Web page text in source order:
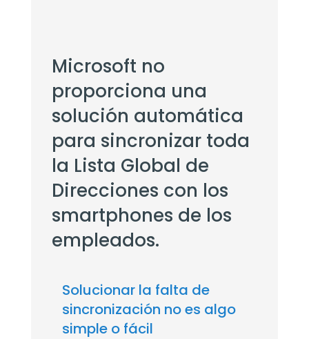
Microsoft no
proporciona una
solución automática
para sincronizar toda
la Lista Global de
Direcciones con los
smartphones de los
empleados.
Solucionar la falta de
sincronización no es algo
simple o fácil